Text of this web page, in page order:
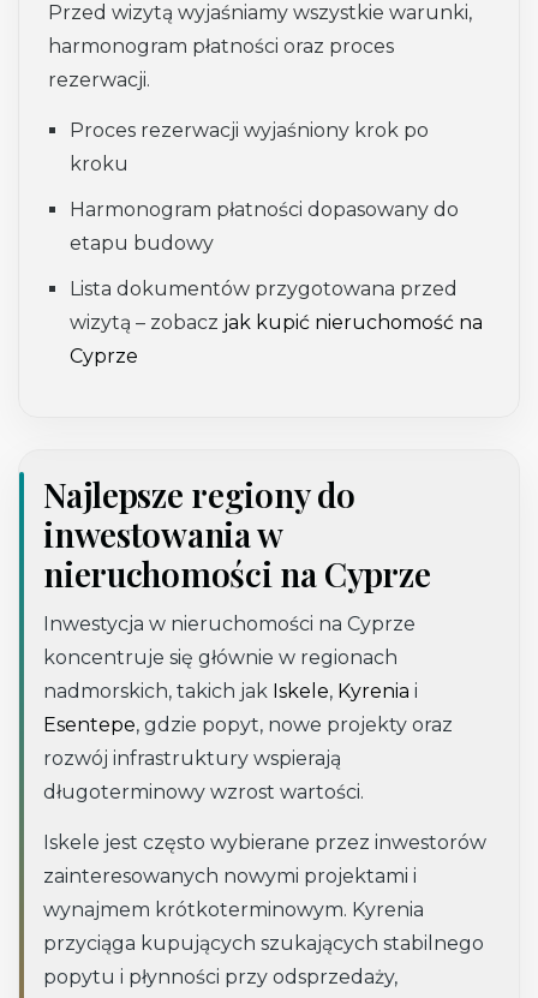
Przed wizytą wyjaśniamy wszystkie warunki,
harmonogram płatności oraz proces
rezerwacji.
Proces rezerwacji wyjaśniony krok po
kroku
Harmonogram płatności dopasowany do
etapu budowy
Lista dokumentów przygotowana przed
wizytą – zobacz jak kupić nieruchomość na
Cyprze
Najlepsze regiony do
inwestowania w
nieruchomości na Cyprze
Inwestycja w nieruchomości na Cyprze
koncentruje się głównie w regionach
nadmorskich, takich jak Iskele, Kyrenia i
Esentepe, gdzie popyt, nowe projekty oraz
rozwój infrastruktury wspierają
długoterminowy wzrost wartości.
Iskele jest często wybierane przez inwestorów
zainteresowanych nowymi projektami i
wynajmem krótkoterminowym. Kyrenia
przyciąga kupujących szukających stabilnego
popytu i płynności przy odsprzedaży,